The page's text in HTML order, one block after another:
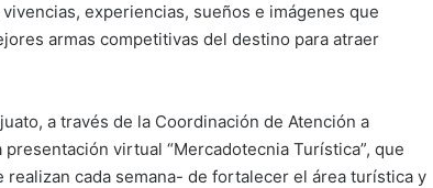
vivencias, experiencias, sueños e imágenes que
armas competitivas del destino para atraer
a través de la Coordinación de Atención a
virtual “Mercadotecnia Turística”, que
cada semana- de fortalecer el área turística y